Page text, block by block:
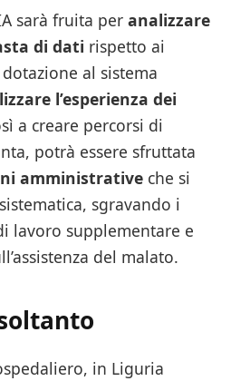
sarà fruita per analizzare
di dati rispetto ai
al sistema
l’esperienza dei
a creare percorsi di
potrà essere sfruttata
amministrative che si
sgravando i
lavoro supplementare e
del malato.
in Liguria